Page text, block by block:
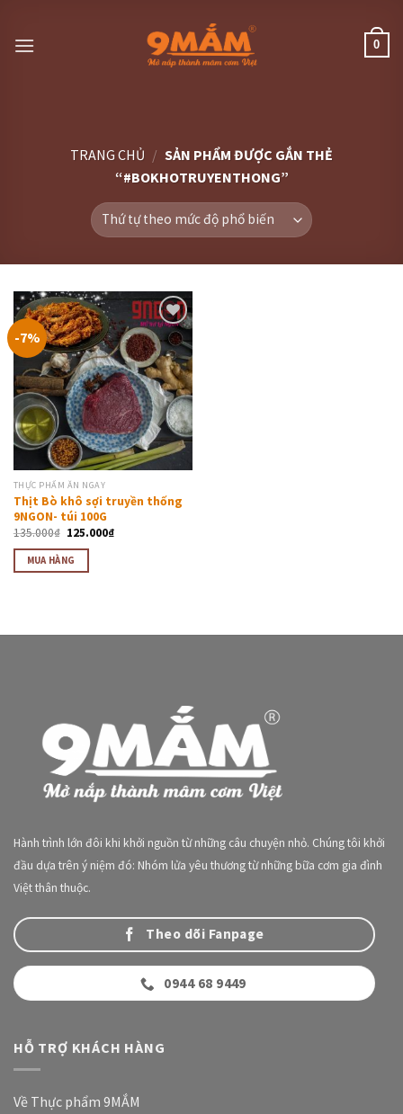
content
0
TRANG CHỦ / SẢN PHẨM ĐƯỢC GẮN THẺ
“#BOKHOTRUYENTHONG”
-7%
Thêm
vào
thực
đơn
yêu
thích
THỰC PHẨM ĂN NGAY
Thịt Bò khô sợi truyền thống
9NGON- túi 100G
135.000₫ 125.000₫
MUA HÀNG
Hành trình lớn đôi khi khởi nguồn từ những câu chuyện nhỏ. Chúng tôi khởi
đầu dựa trên ý niệm đó: Nhóm lửa yêu thương từ những bữa cơm gia đình
Việt thân thuộc.
Theo dõi Fanpage
0944 68 9449
HỖ TRỢ KHÁCH HÀNG
Về Thực phẩm 9MẮM